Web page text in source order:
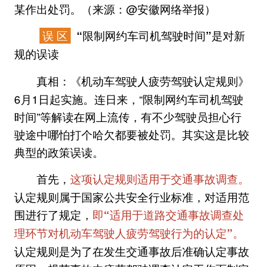
某作出处罚。（来源：@安徽网络举报）
误 区
“限制网约车司机驾驶时间”是对新
规的误读
真相：
《机动车驾驶人疲劳驾驶认定规则》
6月1日起实施。连日来，“限制网约车司机驾驶
时间”等解读在网上流传，有不少驾驶员担心行
驶途中哪怕打个哈欠都要被处罚。其实这是比较
典型的政策误读。
首先， 这项认定规则适用于交通事故调查。
认定规则属于国家公共安全行业标准，对适用范
围进行了规定， 即“适用于道路交通事故调查处
理环节对机动车驾驶人疲劳驾驶行为的认定”。
认定规则是为了在发生交通事故后准确认定事故